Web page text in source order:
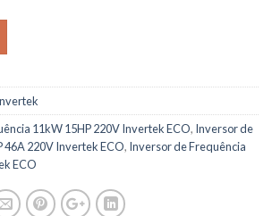
11kW 15HP 220V Invertek ECO, Inversor de
46A 220V Invertek ECO, Inversor de Frequência
ECO